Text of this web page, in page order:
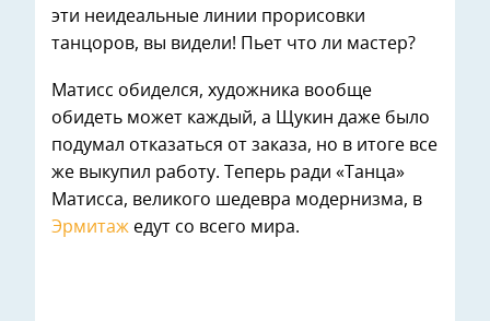
эти неидеальные линии прорисовки
танцоров, вы видели! Пьет что ли мастер?
Матисс обиделся, художника вообще
обидеть может каждый, а Щукин даже было
подумал отказаться от заказа, но в итоге все
же выкупил работу. Теперь ради «Танца»
Матисса, великого шедевра модернизма, в
Эрмитаж едут со всего мира.